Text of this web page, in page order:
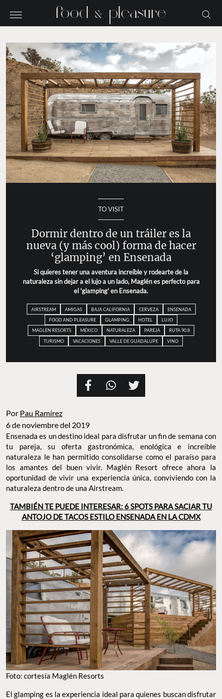
TO VISIT
Dormir dentro de un tráiler es la
nueva (y más cool) forma de hacer
‘glamping’ en Ensenada
Si quieres tener una aventura increíble y rodearte de la
naturaleza sin dejar a el lujo a un lado, Maglén es perfecto para
el 'glamping' en Ensenada.
AIRSTREAM AMIGAS BAJA CALIFORNIA CERVEZA
ENSENADA
FOOD AND PLEASURE
GLAMPING HOTEL
LUJO
MAGLÉN RESORTS
MÉXICO NATURALEZA PAREJA
RUTA 90.8
TURISMO
VACACIONES VALLE DE GUADALUPE VINO
Por Pau Ramírez
6 de noviembre del 2019
Ensenada es un destino ideal para disfrutar un fin de semana con
tu pareja, su oferta gastronómica, enológica e increíble
naturaleza le han permitido consolidarse como el paraíso para
los amantes del buen vivir. Maglén Resort ofrece ahora la
oportunidad de vivir una experiencia única, conviviendo con la
naturaleza dentro de una Airstream.
TAMBIÉN TE PUEDE INTERESAR: 6 SPOTS PARA SACIAR TU
ANTOJO DE TACOS ESTILO ENSENADA EN LA CDMX
Foto: cortesía Maglén Resorts
El glamping es la experiencia ideal para quienes buscan disfrutar